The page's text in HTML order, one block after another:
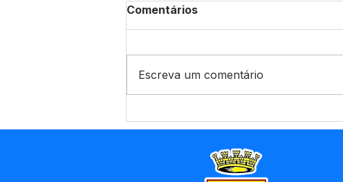
Nota Fiscal avança, mas
sistemas locais
permanecem ativos para
usuários Betha e e-Nota
Comentários
Escreva um comentário